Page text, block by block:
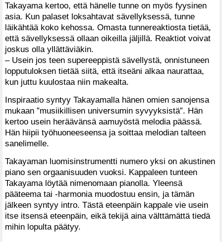
Takayama kertoo, että hänelle tunne on myös fyysinen
asia. Kun palaset loksahtavat sävellyksessä, tunne
läikähtää koko kehossa. Omasta tunnereaktiosta tietää,
että sävellyksessä ollaan oikeilla jäljillä. Reaktiot voivat
joskus olla yllättäviäkin.
– Usein jos teen supereeppistä sävellystä, onnistuneen
lopputuloksen tietää siitä, että itseäni alkaa naurattaa,
kun juttu kuulostaa niin makealta.
Inspiraatio syntyy Takayamalla hänen omien sanojensa
mukaan ”musiikillisen universumin syvyyksistä”. Hän
kertoo usein heräävänsä aamuyöstä melodia päässä.
Hän hiipii työhuoneeseensa ja soittaa melodian talteen
sanelimelle.
Takayaman luomisinstrumentti numero yksi on akustinen
piano sen orgaanisuuden vuoksi. Kappaleen tunteen
Takayama löytää nimenomaan pianolla. Yleensä
pääteema tai -harmonia muodostuu ensin, ja tämän
jälkeen syntyy intro. Tästä eteenpäin kappale vie usein
itse itsensä eteenpäin, eikä tekijä aina välttämättä tiedä
mihin lopulta päätyy.